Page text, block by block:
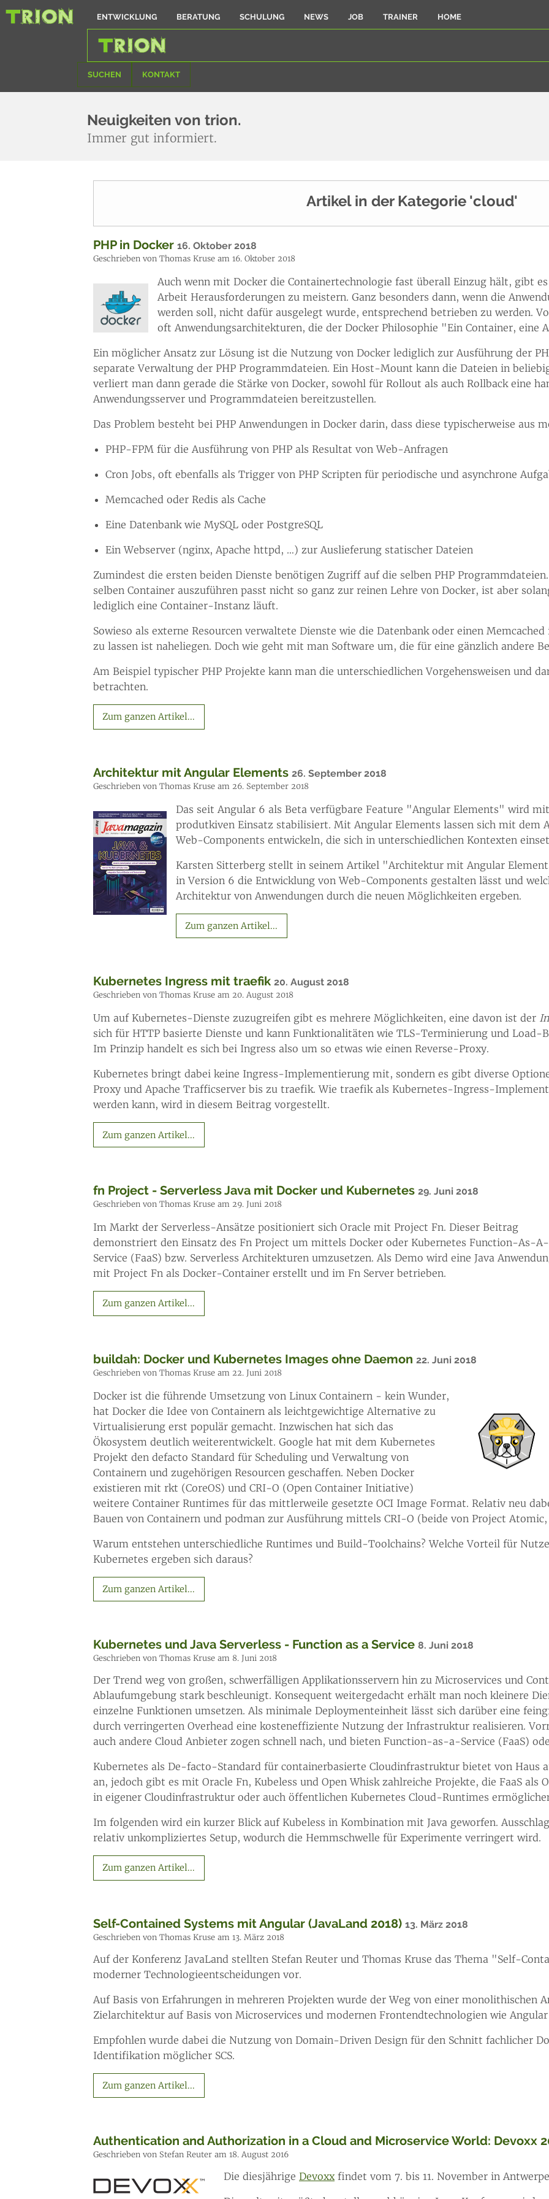
ENTWICKLUNG BERATUNG SCHULUNG NEWS JOB TRAINER HOME
SUCHEN KONTAKT
Neuigkeiten von trion.
Immer gut informiert.
Artikel in der Kategorie 'cloud'
PHP in Docker 16. Oktober 2018
Geschrieben von Thomas Kruse am 16. Oktober 2018
Auch wenn mit Docker die Containertechnologie fast überall Einzug hält, gibt
Arbeit Herausforderungen zu meistern. Ganz besonders dann, wenn die
werden soll, nicht dafür ausgelegt wurde, entsprechend betrieben zu werden.
oft Anwendungsarchitekturen, die der Docker Philosophie "Ein Container, eine
Ein möglicher Ansatz zur Lösung ist die Nutzung von Docker lediglich zur Ausführung der
separate Verwaltung der PHP Programmdateien. Ein Host-Mount kann die Dateien in
verliert man dann gerade die Stärke von Docker, sowohl für Rollout als auch Rollback eine
Anwendungsserver und Programmdateien bereitzustellen.
Das Problem besteht bei PHP Anwendungen in Docker darin, dass diese typischerweise aus
PHP-FPM für die Ausführung von PHP als Resultat von Web-Anfragen
Cron Jobs, oft ebenfalls als Trigger von PHP Scripten für periodische und asynchrone
Memcached oder Redis als Cache
Eine Datenbank wie MySQL oder PostgreSQL
Ein Webserver (nginx, Apache httpd, …​) zur Auslieferung statischer Dateien
Zumindest die ersten beiden Dienste benötigen Zugriff auf die selben PHP
selben Container auszuführen passt nicht so ganz zur reinen Lehre von Docker, ist aber
lediglich eine Container-Instanz läuft.
Sowieso als externe Resourcen verwaltete Dienste wie die Datenbank oder einen
zu lassen ist naheliegen. Doch wie geht mit man Software um, die für eine gänzlich andere
Am Beispiel typischer PHP Projekte kann man die unterschiedlichen Vorgehensweisen und
betrachten.
Zum ganzen Artikel...
Architektur mit Angular Elements 26. September 2018
Geschrieben von Thomas Kruse am 26. September 2018
Das seit Angular 6 als Beta verfügbare Feature "Angular Elements" wird
produtkiven Einsatz stabilisiert. Mit Angular Elements lassen sich mit dem
Web-Components entwickeln, die sich in unterschiedlichen Kontexten
Karsten Sitterberg stellt in seinem Artikel "Architektur mit Angular
in Version 6 die Entwicklung von Web-Components gestalten lässt und
Architektur von Anwendungen durch die neuen Möglichkeiten ergeben.
Zum ganzen Artikel...
Kubernetes Ingress mit traefik 20. August 2018
Geschrieben von Thomas Kruse am 20. August 2018
Um auf Kubernetes-Dienste zuzugreifen gibt es mehrere Möglichkeiten, eine davon ist der
sich für HTTP basierte Dienste und kann Funktionalitäten wie TLS-Terminierung und Load-
Im Prinzip handelt es sich bei Ingress also um so etwas wie einen Reverse-Proxy.
Kubernetes bringt dabei keine Ingress-Implementierung mit, sondern es gibt diverse
Proxy und Apache Trafficserver bis zu traefik. Wie traefik als Kubernetes-Ingress-
werden kann, wird in diesem Beitrag vorgestellt.
Zum ganzen Artikel...
fn Project - Serverless Java mit Docker und Kubernetes 29. Juni 2018
Geschrieben von Thomas Kruse am 29. Juni 2018
Im Markt der Serverless-Ansätze positioniert sich Oracle mit Project Fn. Dieser Beitrag
demonstriert den Einsatz des Fn Project um mittels Docker oder Kubernetes Function-As-A-
Service (FaaS) bzw. Serverless Architekturen umzusetzen. Als Demo wird eine Java
mit Project Fn als Docker-Container erstellt und im Fn Server betrieben.
Zum ganzen Artikel...
buildah: Docker und Kubernetes Images ohne Daemon 22. Juni 2018
Geschrieben von Thomas Kruse am 22. Juni 2018
Docker ist die führende Umsetzung von Linux Containern - kein Wunder,
hat Docker die Idee von Containern als leichtgewichtige Alternative zu
Virtualisierung erst populär gemacht. Inzwischen hat sich das
Ökosystem deutlich weiterentwickelt. Google hat mit dem Kubernetes
Projekt den defacto Standard für Scheduling und Verwaltung von
Containern und zugehörigen Resourcen geschaffen. Neben Docker
existieren mit rkt (CoreOS) und CRI-O (Open Container Initiative)
weitere Container Runtimes für das mittlerweile gesetzte OCI Image Format. Relativ neu
Bauen von Containern und podman zur Ausführung mittels CRI-O (beide von Project
Warum entstehen unterschiedliche Runtimes und Build-Toolchains? Welche Vorteil für
Kubernetes ergeben sich daraus?
Zum ganzen Artikel...
Kubernetes und Java Serverless - Function as a Service 8. Juni 2018
Geschrieben von Thomas Kruse am 8. Juni 2018
Der Trend weg von großen, schwerfälligen Applikationsservern hin zu Microservices und
Ablaufumgebung stark beschleunigt. Konsequent weitergedacht erhält man noch kleinere
einzelne Funktionen umsetzen. Als minimale Deploymenteinheit lässt sich darüber eine
durch verringerten Overhead eine kosteneffiziente Nutzung der Infrastruktur realisieren.
auch andere Cloud Anbieter zogen schnell nach, und bieten Function-as-a-Service (FaaS)
Kubernetes als De-facto-Standard für containerbasierte Cloudinfrastruktur bietet von Haus
an, jedoch gibt es mit Oracle Fn, Kubeless und Open Whisk zahlreiche Projekte, die FaaS als
in eigener Cloudinfrastruktur oder auch öffentlichen Kubernetes Cloud-Runtimes
Im folgenden wird ein kurzer Blick auf Kubeless in Kombination mit Java geworfen.
relativ unkompliziertes Setup, wodurch die Hemmschwelle für Experimente verringert wird.
Zum ganzen Artikel...
Self-Contained Systems mit Angular (JavaLand 2018) 13. März 2018
Geschrieben von Thomas Kruse am 13. März 2018
Auf der Konferenz JavaLand stellten Stefan Reuter und Thomas Kruse das Thema "Self-
moderner Technologieentscheidungen vor.
Auf Basis von Erfahrungen in mehreren Projekten wurde der Weg von einer monolithischen
Zielarchitektur auf Basis von Microservices und modernen Frontendtechnologien wie
Empfohlen wurde dabei die Nutzung von Domain-Driven Design für den Schnitt fachlicher
Identifikation möglicher SCS.
Zum ganzen Artikel...
Authentication and Authorization in a Cloud and Microservice World: Devoxx
Geschrieben von Stefan Reuter am 18. August 2016
Die diesjährige Devoxxfindet vom 7. bis 11. November in